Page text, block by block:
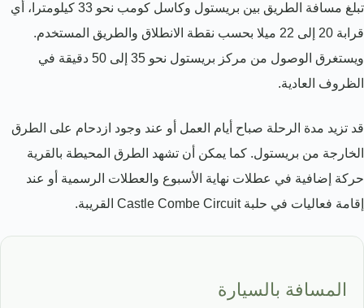
تبلغ مسافة الطريق بين بريستول وكاسل كومب نحو 33 كيلومترا، أي
قرابة 20 إلى 22 ميلا بحسب نقطة الانطلاق والطريق المستخدم.
ويستغرق الوصول من مركز بريستول نحو 35 إلى 50 دقيقة في
الظروف العادية.
قد تزيد مدة الرحلة صباح أيام العمل أو عند وجود ازدحام على الطرق
الخارجة من بريستول. كما يمكن أن تشهد الطرق المحيطة بالقرية
حركة إضافية في عطلات نهاية الأسبوع والعطلات الرسمية أو عند
إقامة فعاليات في حلبة Castle Combe Circuit القريبة.
المسافة بالسيارة